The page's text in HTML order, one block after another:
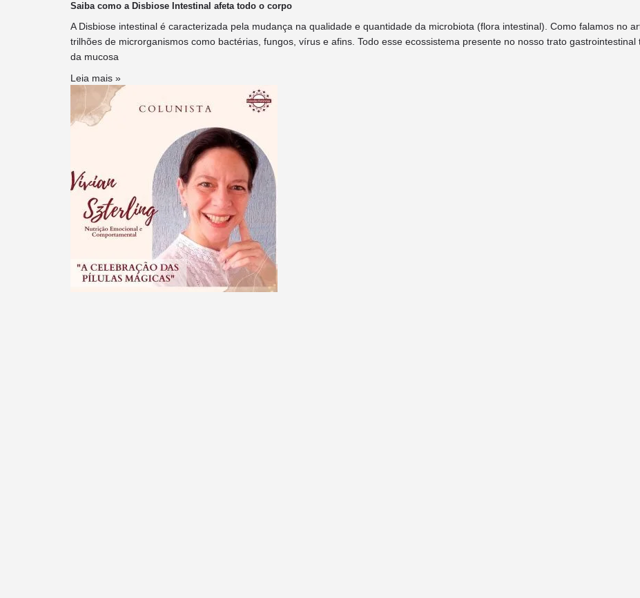
Saiba como a Disbiose Intestinal afeta todo o corpo
A Disbiose intestinal é caracterizada pela mudança na qualidade e quantidade da microbiota (flora intestinal). Como falamos no
trilhões de microrganismos como bactérias, fungos, vírus e afins. Todo esse ecossistema presente no nosso trato
da mucosa
Leia mais »